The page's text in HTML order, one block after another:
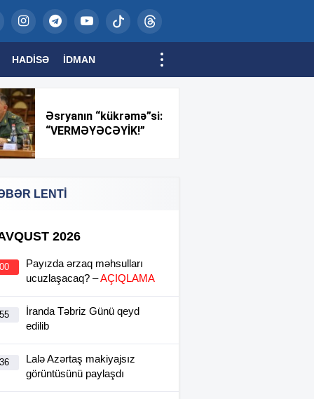
HADISƏ İDMAN
Əsryanın “kükrəmə”si:
“VERMƏYƏCƏYİK!”
LENTİ
2026
Payızda ərzaq məhsulları
ucuzlaşacaq? –AÇIQLAMA
İranda Təbriz Günü qeyd
edilib
Lalə Azərtaş makiyajsız
görüntüsünü paylaşdı